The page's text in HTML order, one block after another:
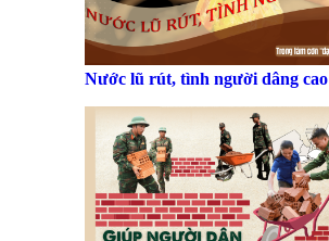
Nước lũ rút, tình người dâng cao